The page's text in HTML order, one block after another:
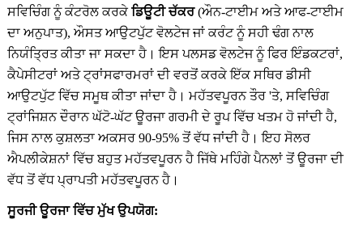
ਸਵਿਚਿੰਗ ਨੂੰ ਕੰਟਰੋਲ ਕਰਕੇਡਿਊਟੀ ਚੱਕਰ(ਔਨ-ਟਾਈਮ ਅਤੇ ਆਫ-ਟਾਈਮ
ਦਾ ਅਨੁਪਾਤ), ਔਸਤ ਆਉਟਪੁੱਟ ਵੋਲਟੇਜ ਜਾਂ ਕਰੰਟ ਨੂੰ ਸਹੀ ਢੰਗ ਨਾਲ
ਨਿਯੰਤ੍ਰਿਤ ਕੀਤਾ ਜਾ ਸਕਦਾ ਹੈ। ਇਸ ਪਲਸਡ ਵੋਲਟੇਜ ਨੂੰ ਫਿਰ ਇੰਡਕਟਰਾਂ,
ਕੈਪੇਸੀਟਰਾਂ ਅਤੇ ਟ੍ਰਾਂਸਫਾਰਮਰਾਂ ਦੀ ਵਰਤੋਂ ਕਰਕੇ ਇੱਕ ਸਥਿਰ ਡੀਸੀ
ਆਉਟਪੁੱਟ ਵਿੱਚ ਸਮੂਥ ਕੀਤਾ ਜਾਂਦਾ ਹੈ। ਮਹੱਤਵਪੂਰਨ ਤੌਰ 'ਤੇ, ਸਵਿਚਿੰਗ
ਟ੍ਰਾਂਜਿਸ਼ਨ ਦੌਰਾਨ ਘੱਟੋ-ਘੱਟ ਊਰਜਾ ਗਰਮੀ ਦੇ ਰੂਪ ਵਿੱਚ ਖਤਮ ਹੋ ਜਾਂਦੀ ਹੈ,
ਜਿਸ ਨਾਲ ਕੁਸ਼ਲਤਾ ਅਕਸਰ 90-95% ਤੋਂ ਵੱਧ ਜਾਂਦੀ ਹੈ। ਇਹ ਸੋਲਰ
ਐਪਲੀਕੇਸ਼ਨਾਂ ਵਿੱਚ ਬਹੁਤ ਮਹੱਤਵਪੂਰਨ ਹੈ ਜਿੱਥੇ ਮਹਿੰਗੇ ਪੈਨਲਾਂ ਤੋਂ ਊਰਜਾ ਦੀ
ਵੱਧ ਤੋਂ ਵੱਧ ਪ੍ਰਾਪਤੀ ਮਹੱਤਵਪੂਰਨ ਹੈ।
ਸੂਰਜੀ ਊਰਜਾ ਵਿੱਚ ਮੁੱਖ ਉਪਯੋਗ: